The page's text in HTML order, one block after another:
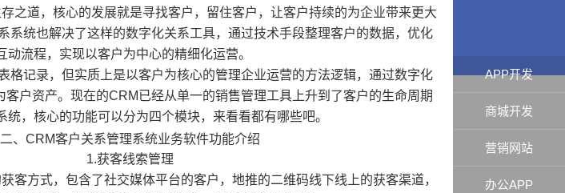
APP开发
商城开发
营销网站
办公APP
之道，核心的发展就是寻找客户，留住客户，让客户持续的为企业带来更大
系统也解决了这样的数字化关系工具，通过技术手段整理客户的数据，优化
动流程，实现以客户为中心的精细化运营。
记录，但实质上是以客户为核心的管理企业运营的方法逻辑，通过数字化
户资产。现在的CRM已经从单一的销售管理工具上升到了客户的生命周期
统，核心的功能可以分为四个模块，来看看都有哪些吧。
、CRM客户关系管理系统业务软件功能介绍
1.获客线索管理
客方式，包含了社交媒体平台的客户，地推的二维码线下线上的获客渠道，